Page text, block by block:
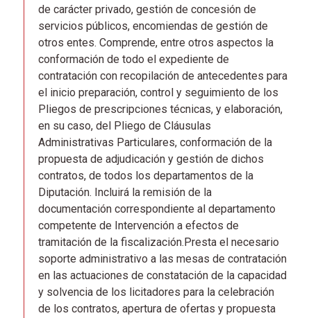
de carácter privado, gestión de concesión de
servicios públicos, encomiendas de gestión de
otros entes. Comprende, entre otros aspectos la
conformación de todo el expediente de
contratación con recopilación de antecedentes para
el inicio preparación, control y seguimiento de los
Pliegos de prescripciones técnicas, y elaboración,
en su caso, del Pliego de Cláusulas
Administrativas Particulares, conformación de la
propuesta de adjudicación y gestión de dichos
contratos, de todos los departamentos de la
Diputación. Incluirá la remisión de la
documentación correspondiente al departamento
competente de Intervención a efectos de
tramitación de la fiscalización.Presta el necesario
soporte administrativo a las mesas de contratación
en las actuaciones de constatación de la capacidad
y solvencia de los licitadores para la celebración
de los contratos, apertura de ofertas y propuesta